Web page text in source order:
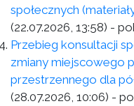
społecznych
(22.07.2026, 13:58) -
Przebieg konsultacji
zmiany miejscowego
przestrzennego dla
(28.07.2026, 10:06) -